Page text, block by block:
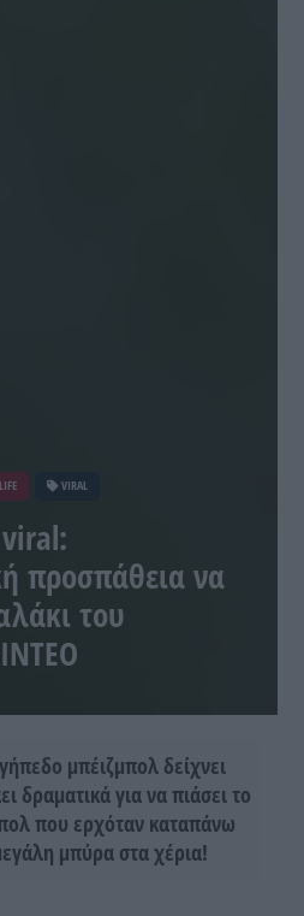
VIRAL
viral:
προσπάθεια να
του
μπέιζμπολ δείχνει
δραματικά για να πιάσει το
που ερχόταν καταπάνω
μπύρα στα χέρια!